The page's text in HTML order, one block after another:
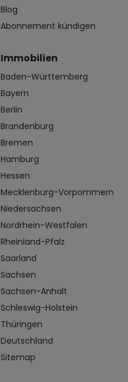
Blog
Abonnement kündigen
Immobilien
Baden-Württemberg
Bayern
Berlin
Brandenburg
Bremen
Hamburg
Hessen
Mecklenburg-Vorpommern
Niedersachsen
Nordrhein-Westfalen
Rheinland-Pfalz
Saarland
Sachsen
Sachsen-Anhalt
Schleswig-Holstein
Thüringen
Deutschland
Sitemap